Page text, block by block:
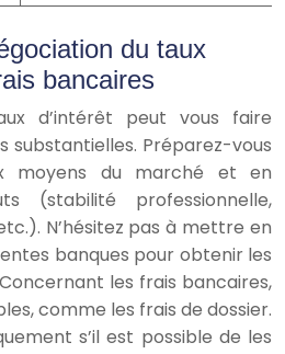
du taux
bancaires
d’intérêt peut vous faire
substantielles. Préparez-vous
moyens du marché et en
(stabilité professionnelle,
N’hésitez pas à mettre en
banques pour obtenir les
les frais bancaires,
comme les frais de dossier.
s’il est possible de les